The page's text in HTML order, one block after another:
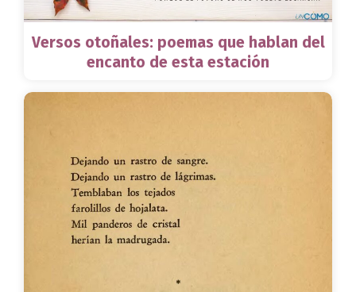
Versos otoñales: poemas que hablan del
encanto de esta estación